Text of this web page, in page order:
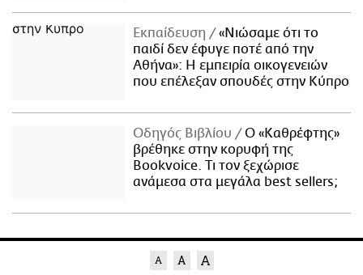
Εκπαίδευση
«Νιώσαμε ότι το
παιδί δεν έφυγε ποτέ από την
Αθήνα»: Η εμπειρία οικογενειών
που επέλεξαν σπουδές στην Κύπρο
Οδηγός Βιβλίου
Ο «Καθρέφτης»
βρέθηκε στην κορυφή της
Bookvoice. Τι τον ξεχώρισε
ανάμεσα στα μεγάλα best sellers;